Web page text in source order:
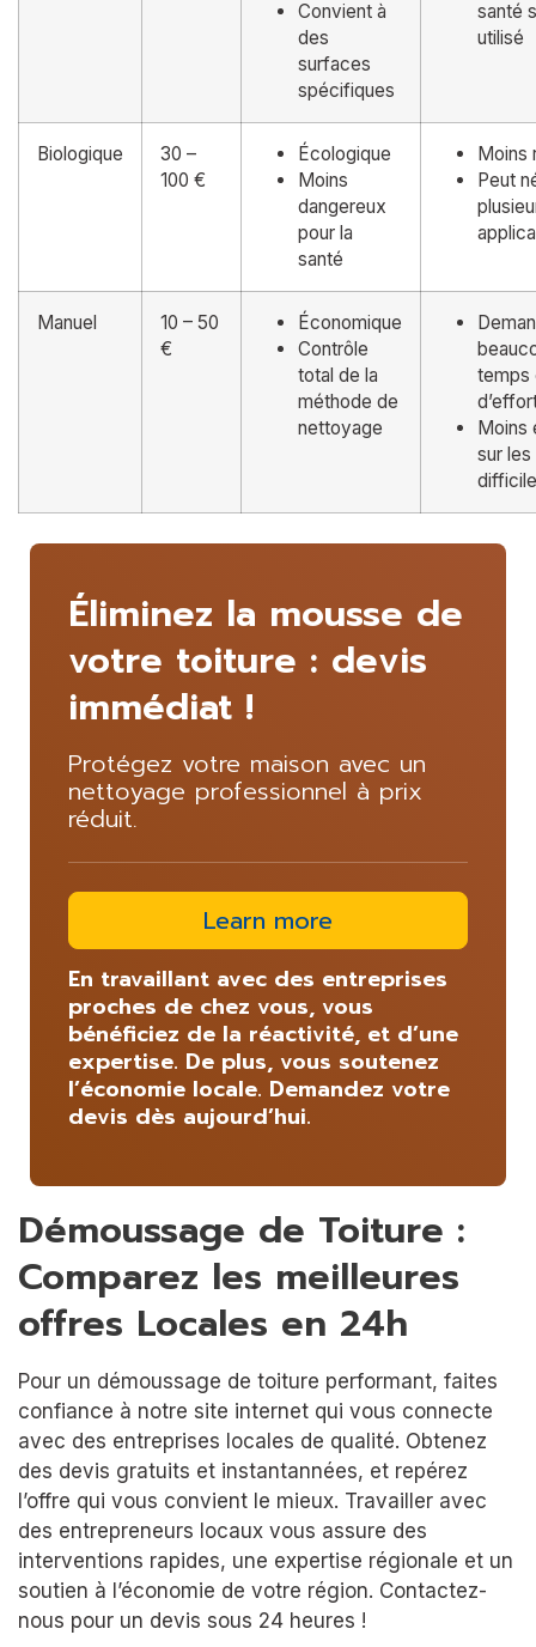
Convient à
des
surfaces
spécifiques
santé
utilisé
Biologique
30 –
100 €
Écologique
Moins
dangereux
pour la
santé
Moins
Peut
Manuel
10 – 50
€
Économique
Contrôle
total de la
méthode de
nettoyage
temps
Moins
sur
Éliminez la mousse de
votre toiture : devis
immédiat !
Protégez votre maison avec un
nettoyage professionnel à prix
réduit.
Learn more
En travaillant avec des entreprises
proches de chez vous, vous
bénéficiez de la réactivité, et d’une
expertise. De plus, vous soutenez
l’économie locale. Demandez votre
devis dès aujourd’hui.
Démoussage de Toiture :
Comparez les meilleures
offres Locales en 24h
Pour un démoussage de toiture performant, faites
confiance à notre site internet qui vous connecte
avec des entreprises locales de qualité. Obtenez
des devis gratuits et instantannées, et repérez
l’offre qui vous convient le mieux. Travailler avec
des entrepreneurs locaux vous assure des
interventions rapides, une expertise régionale et un
soutien à l’économie de votre région. Contactez-
nous pour un devis sous 24 heures !